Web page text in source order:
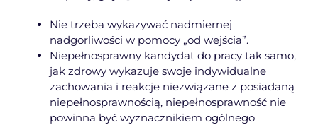
Nie trzeba wykazywać nadmiernej
nadgorliwości w pomocy „od wejścia”.
Niepełnosprawny kandydat do pracy tak samo,
jak zdrowy wykazuje swoje indywidualne
zachowania i reakcje niezwiązane z posiadaną
niepełnosprawnością, niepełnosprawność nie
powinna być wyznacznikiem ogólnego